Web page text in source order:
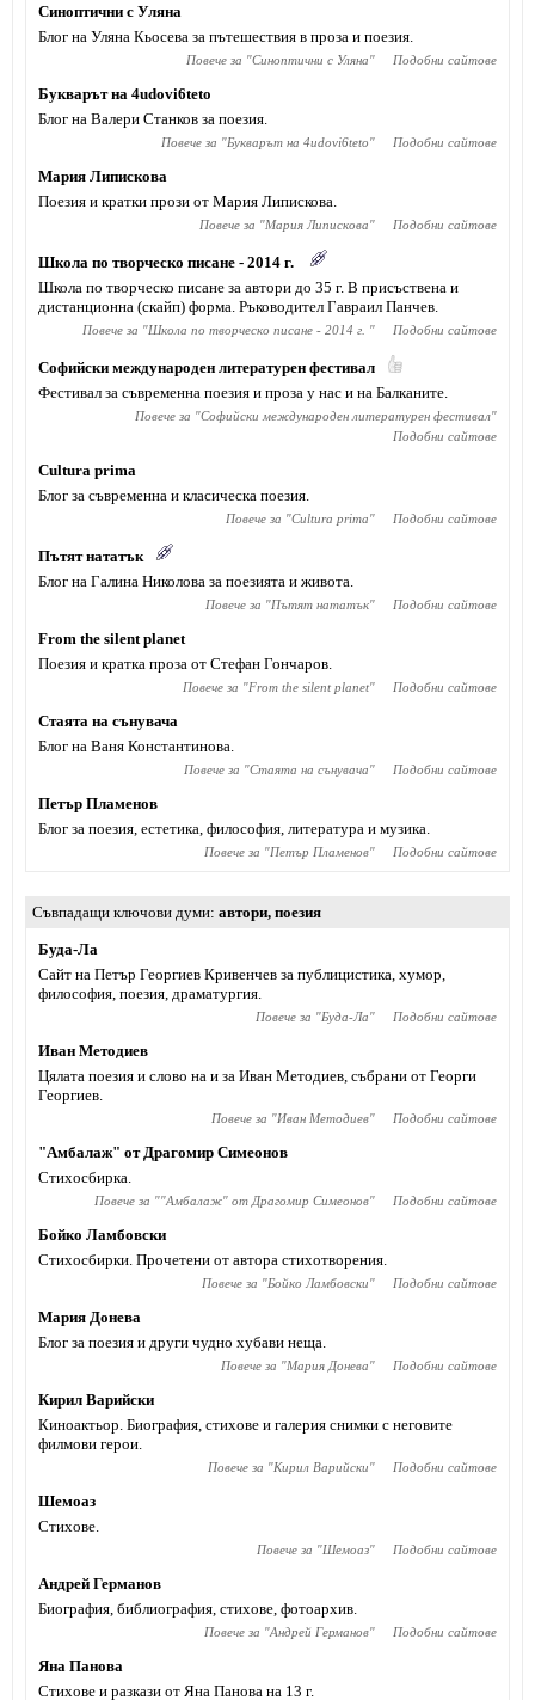
Синоптични с Уляна
Блог на Уляна Кьосева за пътешествия в проза и поезия.
Повече за "Синоптични с Уляна" Подобни сайтове
Букварът на 4udovi6teto
Блог на Валери Станков за поезия.
Повече за "Букварът на 4udovi6teto" Подобни сайтове
Мария Липискова
Поезия и кратки прози от Мария Липискова.
Повече за "Мария Липискова" Подобни сайтове
Школа по творческо писане - 2014 г.
Школа по творческо писане за автори до 35 г. В присъствена и
дистанционна (скайп) форма. Ръководител Гавраил Панчев.
Повече за "Школа по творческо писане - 2014 г. " Подобни сайтове
Софийски международен литературен фестивал
Фестивал за съвременна поезия и проза у нас и на Балканите.
Повече за "Софийски международен литературен фестивал"
Подобни сайтове
Cultura prima
Блог за съвременна и класическа поезия.
Повече за "Cultura prima" Подобни сайтове
Пътят нататък
Блог на Галина Николова за поезията и живота.
Повече за "Пътят нататък" Подобни сайтове
From the silent planet
Поезия и кратка проза от Стефан Гончаров.
Повече за "From the silent planet" Подобни сайтове
Стаята на сънувача
Блог на Ваня Константинова.
Повече за "Стаята на сънувача" Подобни сайтове
Петър Пламенов
Блог за поезия, естетика, философия, литература и музика.
Повече за "Петър Пламенов" Подобни сайтове
Съвпадащи ключови думи автори, поезия
Буда-Ла
Сайт на Петър Георгиев Кривенчев за публицистика, хумор,
философия, поезия, драматургия.
Повече за "Буда-Ла" Подобни сайтове
Иван Методиев
Цялата поезия и слово на и за Иван Методиев, събрани от Георги
Георгиев.
Повече за "Иван Методиев" Подобни сайтове
"Амбалаж" от Драгомир Симеонов
Стихосбирка.
Повече за ""Амбалаж" от Драгомир Симеонов" Подобни сайтове
Бойко Ламбовски
Стихосбирки. Прочетени от автора стихотворения.
Повече за "Бойко Ламбовски" Подобни сайтове
Мария Донева
Блог за поезия и други чудно хубави неща.
Повече за "Мария Донева" Подобни сайтове
Кирил Варийски
Киноактьор. Биография, стихове и галерия снимки с неговите
филмови герои.
Повече за "Кирил Варийски" Подобни сайтове
Шемоаз
Стихове.
Повече за "Шемоаз" Подобни сайтове
Андрей Германов
Биография, библиография, стихове, фотоархив.
Повече за "Андрей Германов" Подобни сайтове
Яна Панова
Стихове и разкази от Яна Панова на 13 г.